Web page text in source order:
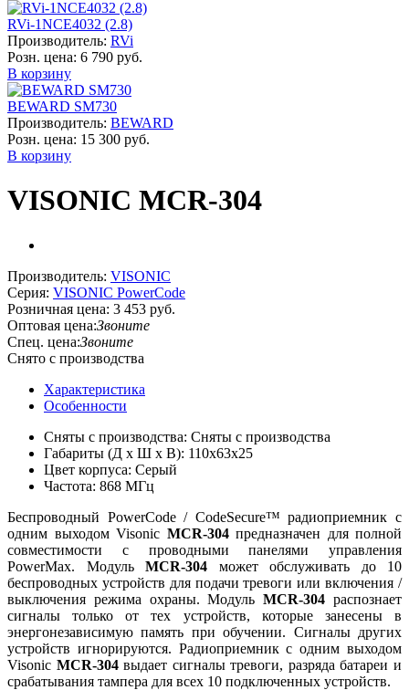
RVi-1NCE4032 (2.8)
Производитель: RVi
Розн. цена: 6 790 руб.
В корзину
BEWARD SM730
Производитель: BEWARD
Розн. цена: 15 300 руб.
В корзину
VISONIC MCR-304
Производитель: VISONIC
Серия: VISONIC PowerCode
Розничная цена: 3 453 руб.
Оптовая цена:Звоните
Спец. цена:Звоните
Снято с производства
Характеристика
Особенности
Сняты с производства: Сняты с производства
Габариты (Д х Ш х В): 110x63x25
Цвет корпуса: Серый
Частота: 868 МГц
Беспроводный PowerCode / CodeSecure™ радиоприемник с
одним выходом Visonic MCR-304предназначен для полной
совместимости с проводными панелями управления
PowerMax. Модуль MCR-304 может обслуживать до 10
беспроводных устройств для подачи тревоги или включения /
выключения режима охраны. МодульMCR-304 распознает
сигналы только от тех устройств, которые занесены в
энергонезависимую память при обучении. Сигналы других
устройств игнорируются. Радиоприемник с одним выходом
Visonic MCR-304выдает сигналы тревоги, разряда батареи и
срабатывания тампера для всех 10 подключенных устройств.